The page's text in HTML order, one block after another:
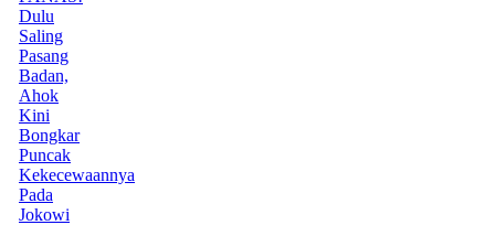
Dulu
Saling
Pasang
Badan,
Ahok
Kini
Bongkar
Puncak
Kekecewaannya
Pada
Jokowi